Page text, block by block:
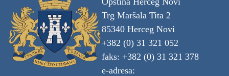
Trg Maršala Tita 2
85340 Herceg Novi
+382 (0) 31 321 052
faks: +382 (0) 31 321 378
e-adresa: